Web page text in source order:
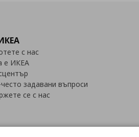
с нас
е ИКЕА
задавани въпроси
се с нас